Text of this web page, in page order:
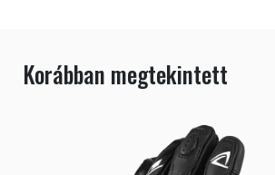
Korábban megtekintett